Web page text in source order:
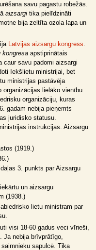
savu pagastu robežās.
aizsargitika pielīdzināti
bija zeltīta ozola lapa un
Latvijas aizsargu kongress.
kongresaapstiprinātais
caur savu padomi aizsargi
Iekšlietu ministrijai, bet
ministrijas pastāvēja
organizācijas lielāko vienību
organizāciju, kuras
gadam nebija pieņemts
juridisko statusu.
instrukcijas. Aizsargu
(1919.)
3. punkts par Aizsargu
un aizsargu
(1938.)
lietu ministram par
visi 18-60 gadus veci vīrieši,
Ja nebija brīvprātīgo,
sapulcē. Tika